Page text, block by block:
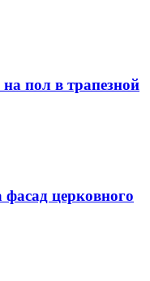
пол в трапезной
церковного